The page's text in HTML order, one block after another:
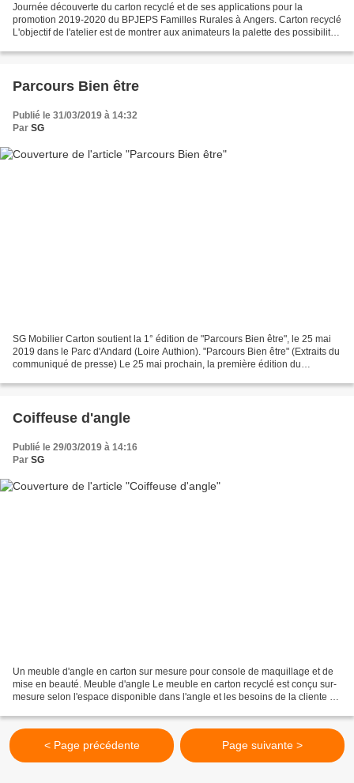
Journée découverte du carton recyclé et de ses applications pour la
promotion 2019-2020 du BPJEPS Familles Rurales à Angers. Carton recyclé
L'objectif de l'atelier est de montrer aux animateurs la palette des possibilités
Parcours Bien être
Publié le 31/03/2019 à 14:32
Par SG
SG Mobilier Carton soutient la 1° édition de "Parcours Bien être", le 25 mai
2019 dans le Parc d'Andard (Loire Authion). "Parcours Bien être" (Extraits du
communiqué de presse) Le 25 mai prochain, la première édition du
Coiffeuse d'angle
Publié le 29/03/2019 à 14:16
Par SG
Un meuble d'angle en carton sur mesure pour console de maquillage et de
mise en beauté. Meuble d'angle Le meuble en carton recyclé est conçu sur-
mesure selon l'espace disponible dans l'angle et les besoins de la cliente en
< Page précédente Page suivante >